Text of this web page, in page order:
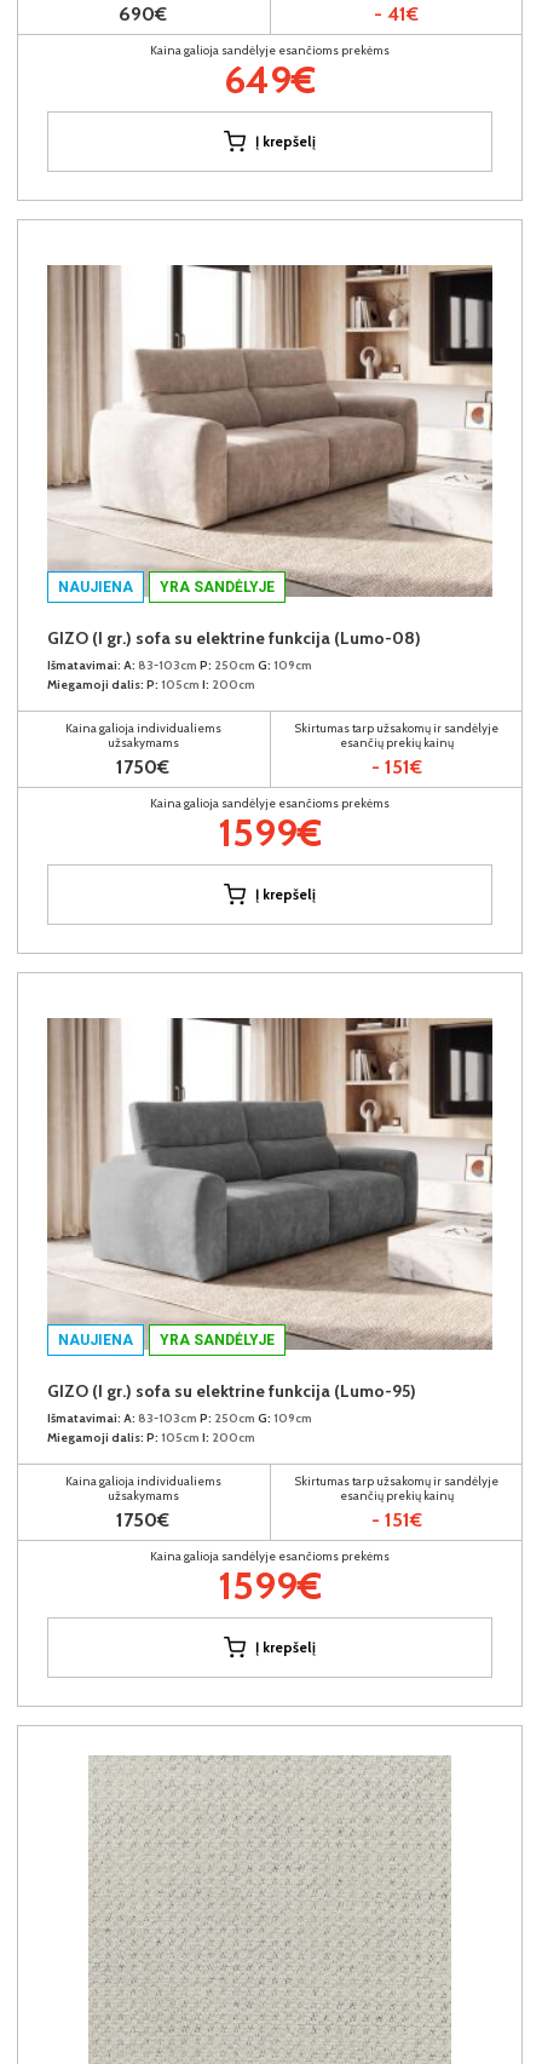
690€ - 41€
Kaina galioja sandėlyje esančioms prekėms
649€
Į krepšelį
NAUJIENA YRA SANDĖLYJE
GIZO (I gr.) sofa su elektrine funkcija (Lumo-08)
Išmatavimai: A: 83-103cm P: 250cm G: 109cm
Miegamoji dalis: P: 105cm I: 200cm
Kaina galioja individualiems
užsakymams
1750€
Skirtumas tarp užsakomų ir sandėlyje
esančių prekių kainų
- 151€
Kaina galioja sandėlyje esančioms prekėms
1599€
Į krepšelį
NAUJIENA YRA SANDĖLYJE
GIZO (I gr.) sofa su elektrine funkcija (Lumo-95)
Išmatavimai: A: 83-103cm P: 250cm G: 109cm
Miegamoji dalis: P: 105cm I: 200cm
Kaina galioja individualiems
užsakymams
1750€
Skirtumas tarp užsakomų ir sandėlyje
esančių prekių kainų
- 151€
Kaina galioja sandėlyje esančioms prekėms
1599€
Į krepšelį